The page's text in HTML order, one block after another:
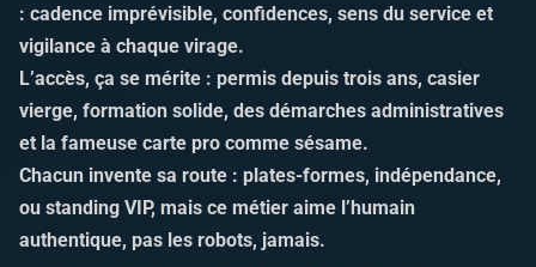
: cadence imprévisible, confidences, sens du service et
vigilance à chaque virage.
L’accès, ça se mérite : permis depuis trois ans, casier
vierge, formation solide, des démarches administratives
et la fameuse carte pro comme sésame.
Chacun invente sa route : plates-formes, indépendance,
ou standing VIP, mais ce métier aime l’humain
authentique, pas les robots, jamais.